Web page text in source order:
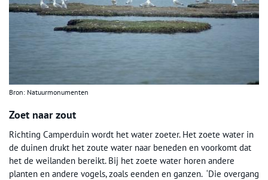
Bron: Natuurmonumenten
Zoet naar zout
Richting Camperduin wordt het water zoeter. Het zoete water in
de duinen drukt het zoute water naar beneden en voorkomt dat
het de weilanden bereikt. Bij het zoete water horen andere
planten en andere vogels, zoals eenden en ganzen. ‘Die overgang